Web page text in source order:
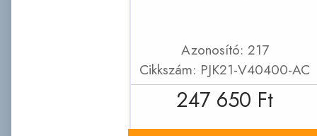
Azonosító: 217
Cikkszám: PJK21-V40400-AC
247 650 Ft